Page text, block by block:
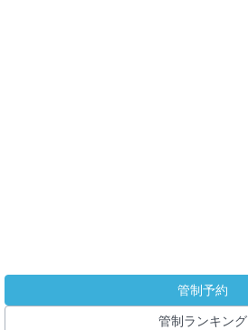
管制予約
管制ランキング